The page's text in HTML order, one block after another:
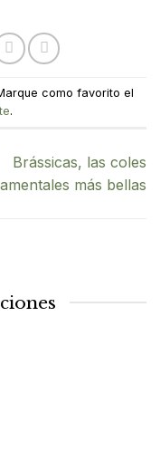
como favorito el
.
Brássicas, las coles
más bellas